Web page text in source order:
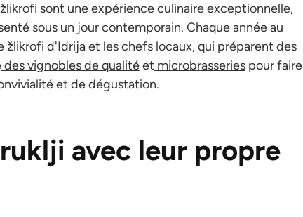
sont une expérience culinaire exceptionnelle,
sous un jour contemporain. Chaque année au
d'Idrija et les chefs locaux, qui préparent des
des vignobles de qualitéet microbrasseriespour faire
et de dégustation.
avec leur propre